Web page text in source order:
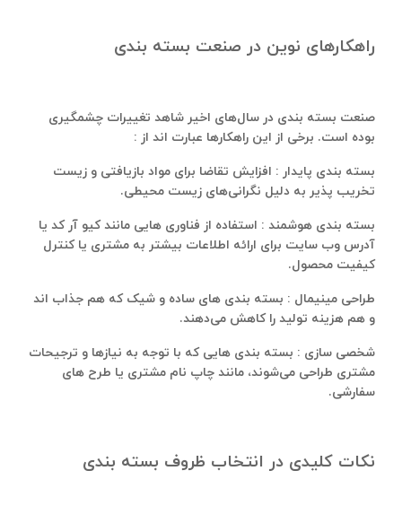
راهکارهای نوین در صنعت بسته‌ بندی
صنعت بسته ‌بندی در سال‌های اخیر شاهد تغییرات چشمگیری
بوده است. برخی از این راهکارها عبارت‌ اند از :
بسته‌ بندی پایدار : افزایش تقاضا برای مواد بازیافتی و زیست‌
تخریب‌ پذیر به دلیل نگرانی‌های زیست‌ محیطی.
بسته‌ بندی هوشمند : استفاده از فناوری‌ هایی مانند کیو آر کد یا
آدرس وب سایت برای ارائه اطلاعات بیشتر به مشتری یا کنترل
کیفیت محصول.
طراحی مینیمال : بسته‌ بندی‌ های ساده و شیک که هم جذاب‌ اند
و هم هزینه تولید را کاهش می‌دهند.
شخصی‌ سازی : بسته‌ بندی‌ هایی که با توجه به نیازها و ترجیحات
مشتری طراحی می‌شوند، مانند چاپ نام مشتری یا طرح‌ های
سفارشی.
نکات کلیدی در انتخاب ظروف بسته‌ بندی